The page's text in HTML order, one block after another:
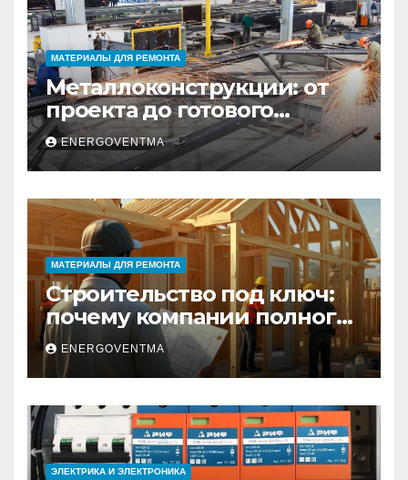
МАТЕРИАЛЫ ДЛЯ РЕМОНТА
Металлоконструкции: от
проекта до готового
изделия – полный
практический гид
ENERGOVENTMA
МАТЕРИАЛЫ ДЛЯ РЕМОНТА
Строительство под ключ:
почему компании полного
цикла меняют рынок
недвижимости
ENERGOVENTMA
ЭЛЕКТРИКА И ЭЛЕКТРОНИКА